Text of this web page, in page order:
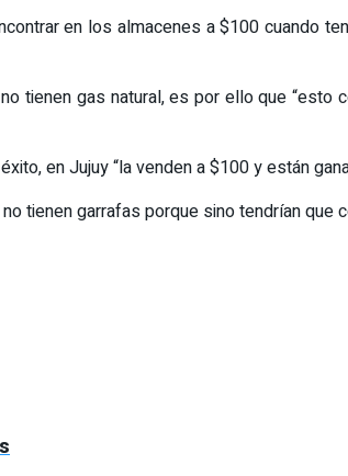
en los almacenes a $100 cuando
tienen gas natural, es por ello que
en Jujuy “la venden a $100 y están
tienen garrafas porque sino tendrían que